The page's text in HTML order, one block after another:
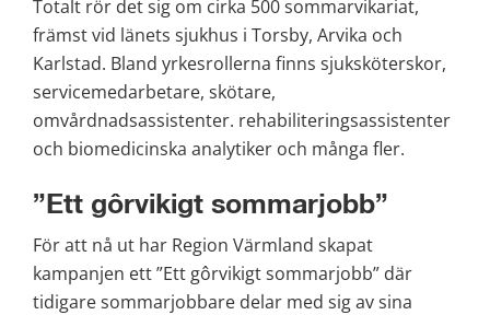
Totalt rör det sig om cirka 500 sommarvikariat,
främst vid länets sjukhus i Torsby, Arvika och
Karlstad. Bland yrkesrollerna finns sjuksköterskor,
servicemedarbetare, skötare,
omvårdnadsassistenter. rehabiliteringsassistenter
och biomedicinska analytiker och många fler.
”Ett gôrvikigt sommarjobb”
För att nå ut har Region Värmland skapat
kampanjen ett ”Ett gôrvikigt sommarjobb” där
tidigare sommarjobbare delar med sig av sina